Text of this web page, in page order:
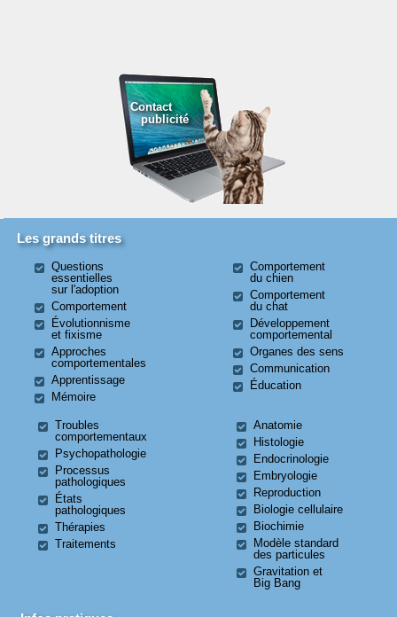
Contact
publicité
Les grands titres
Questions
essentielles
sur l'adoption
Comportement
Évolutionnisme
et fixisme
Approches
comportementales
Apprentissage
Mémoire
Comportement
du chien
Comportement
du chat
Développement
comportemental
Organes des sens
Communication
Éducation
Troubles
comportementaux
Psychopathologie
Processus
pathologiques
États
pathologiques
Thérapies
Traitements
Anatomie
Histologie
Endocrinologie
Embryologie
Reproduction
Biologie cellulaire
Biochimie
Modèle standard
des particules
Gravitation et
Big Bang